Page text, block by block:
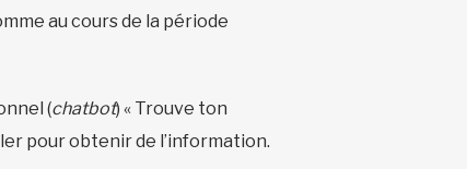
au cours de la période
(chatbot) « Trouve ton
pour obtenir de l’information.